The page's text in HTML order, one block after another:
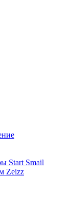
Start Smail
Zeizz